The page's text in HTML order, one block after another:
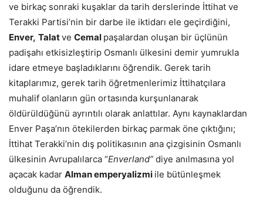
ve birkaç sonraki kuşaklar da tarih derslerinde İttihat ve
Terakki Partisi’nin bir darbe ile iktidarı ele geçirdiğini,
Enver, Talatve Cemal paşalardan oluşan bir üçlünün
padişahı etkisizleştirip Osmanlı ülkesini demir yumrukla
idare etmeye başladıklarını öğrendik. Gerek tarih
kitaplarımız, gerek tarih öğretmenlerimiz İttihatçılara
muhalif olanların gün ortasında kurşunlanarak
öldürüldüğünü ayrıntılı olarak anlattılar. Aynı kaynaklardan
Enver Paşa’nın ötekilerden birkaç parmak öne çıktığını;
İttihat Terakki’nin dış politikasının ana çizgisinin Osmanlı
ülkesinin Avrupalılarca “Enverland” diye anılmasına yol
açacak kadar Alman emperyalizmi ile bütünleşmek
olduğunu da öğrendik.